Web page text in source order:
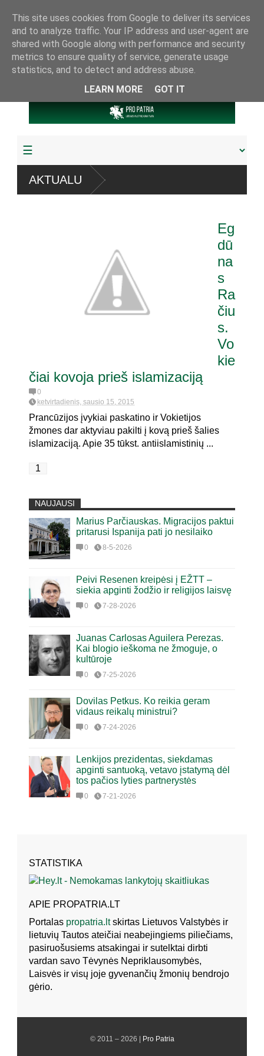
AKTUALU
Eg
dū
na
s
Ra
čiu
s.
Vo
kie
čiai kovoja prieš islamizaciją
0
ketvirtadienis, sausio 15, 2015
Prancūzijos įvykiai paskatino ir Vokietijos
žmones dar aktyviau pakilti į kovą prieš šalies
islamizaciją. Apie 35 tūkst. antiislamistinių ...
1
NAUJAUSI
Marius Parčiauskas. Migracijos paktui
pritarusi Ispanija pati jo nesilaiko
0 8-5-2026
Peivi Resenen kreipėsi į EŽTT –
siekia apginti žodžio ir religijos laisvę
0 7-28-2026
Juanas Carlosas Aguilera Perezas.
Kai blogio ieškoma ne žmoguje, o
kultūroje
0 7-25-2026
Dovilas Petkus. Ko reikia geram
vidaus reikalų ministrui?
0 7-24-2026
Lenkijos prezidentas, siekdamas
apginti santuoką, vetavo įstatymą dėl
tos pačios lyties partnerystės
0 7-21-2026
STATISTIKA
APIE PROPATRIA.LT
Portalas propatria.ltskirtas Lietuvos Valstybės ir
lietuvių Tautos ateičiai neabejingiems piliečiams,
pasiruošusiems atsakingai ir sutelktai dirbti
vardan savo Tėvynės Nepriklausomybės,
Laisvės ir visų joje gyvenančių žmonių bendrojo
gėrio.
© 2011 – 2026 | Pro Patria
This site uses cookies from Google to deliver its services
and to analyze traffic. Your IP address and user-agent are
shared with Google along with performance and security
metrics to ensure quality of service, generate usage
statistics, and to detect and address abuse.
LEARN MORE
GOT IT